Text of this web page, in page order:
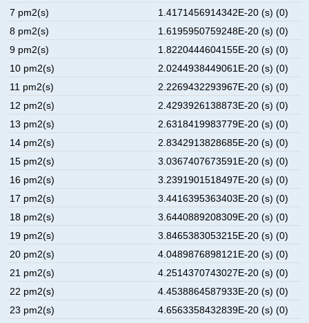
7 pm2(s)
1.4171456914342E-20 (s) (0)
8 pm2(s)
1.6195950759248E-20 (s) (0)
9 pm2(s)
1.8220444604155E-20 (s) (0)
10 pm2(s)
2.0244938449061E-20 (s) (0)
11 pm2(s)
2.2269432293967E-20 (s) (0)
12 pm2(s)
2.4293926138873E-20 (s) (0)
13 pm2(s)
2.6318419983779E-20 (s) (0)
14 pm2(s)
2.8342913828685E-20 (s) (0)
15 pm2(s)
3.0367407673591E-20 (s) (0)
16 pm2(s)
3.2391901518497E-20 (s) (0)
17 pm2(s)
3.4416395363403E-20 (s) (0)
18 pm2(s)
3.6440889208309E-20 (s) (0)
19 pm2(s)
3.8465383053215E-20 (s) (0)
20 pm2(s)
4.0489876898121E-20 (s) (0)
21 pm2(s)
4.2514370743027E-20 (s) (0)
22 pm2(s)
4.4538864587933E-20 (s) (0)
23 pm2(s)
4.6563358432839E-20 (s) (0)